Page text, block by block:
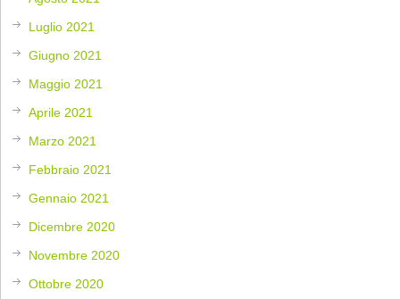
Luglio 2021
Giugno 2021
Maggio 2021
Aprile 2021
Marzo 2021
Febbraio 2021
Gennaio 2021
Dicembre 2020
Novembre 2020
Ottobre 2020